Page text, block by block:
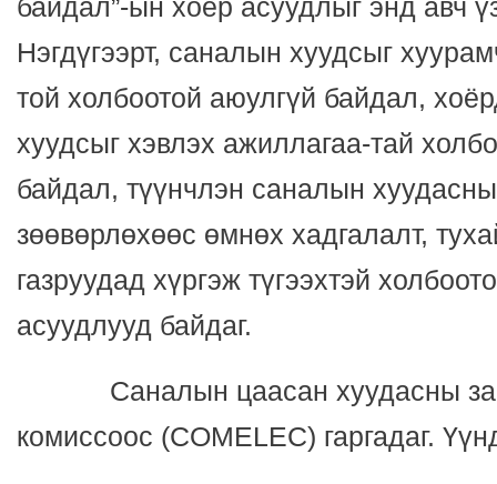
байдал”-ын хоёр асуудлыг энд авч
Нэгдүгээрт, саналын хуудсыг
той холбоотой аюулгүй байдал,
хуудсыг хэвлэх ажиллагаа-тай
байдал, түүнчлэн саналын
зөөвөрлөхөөс өмнөх хадгалалт,
газруудад хүргэж түгээхтэй
асуудлууд байдаг.
Саналын цаасан хуудасны
комиссоос (COMELEC) гаргадаг.